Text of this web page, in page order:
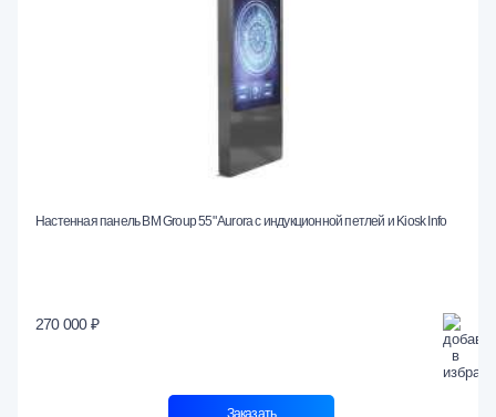
Настенная панель BM Group 55" Aurora с индукционной петлей и Kiosk Info
270 000 ₽
Заказать